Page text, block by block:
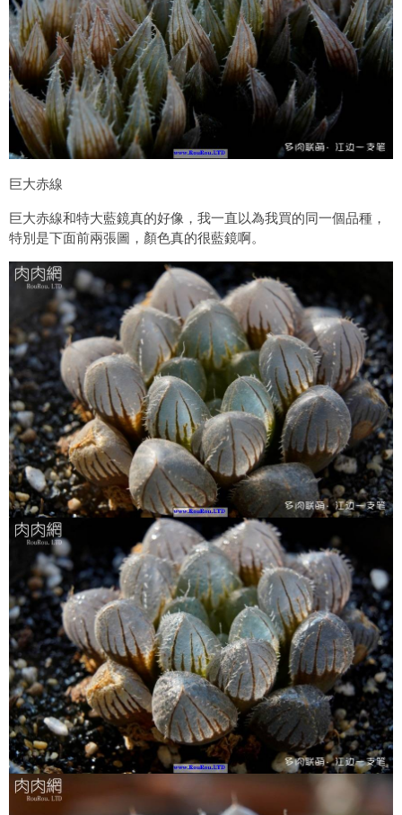
巨大赤線
巨大赤線和特大藍鏡真的好像，我一直以為我買的同一個品種，
特別是下面前兩張圖，顏色真的很藍鏡啊。